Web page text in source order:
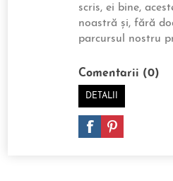
scris, ei bine,
noastră și, fără
parcursul nostru
Comentarii (0)
DETALII